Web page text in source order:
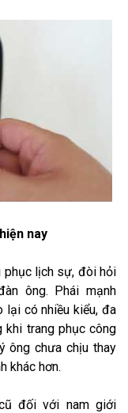
nay
phục lịch sự, đòi hỏi
ông. Phái mạnh
lại có nhiều kiểu, đa
khi trang phục công
ông chưa chịu thay
khác hơn.
đối với nam giới